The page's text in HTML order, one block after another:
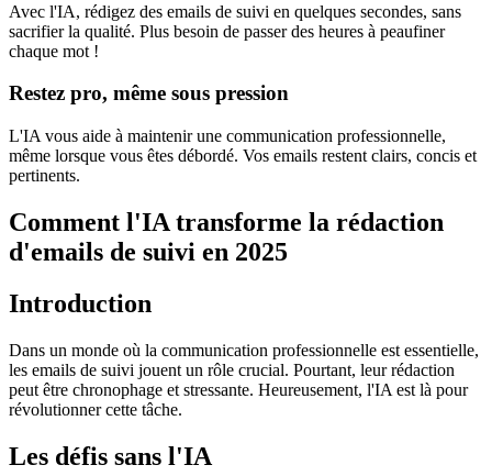
Avec l'IA, rédigez des emails de suivi en quelques secondes, sans
sacrifier la qualité. Plus besoin de passer des heures à peaufiner
chaque mot !
Restez pro, même sous pression
L'IA vous aide à maintenir une communication professionnelle,
même lorsque vous êtes débordé. Vos emails restent clairs, concis et
pertinents.
Comment l'IA transforme la rédaction
d'emails de suivi en 2025
Introduction
Dans un monde où la communication professionnelle est essentielle,
les emails de suivi jouent un rôle crucial. Pourtant, leur rédaction
peut être chronophage et stressante. Heureusement, l'IA est là pour
révolutionner cette tâche.
Les défis sans l'IA